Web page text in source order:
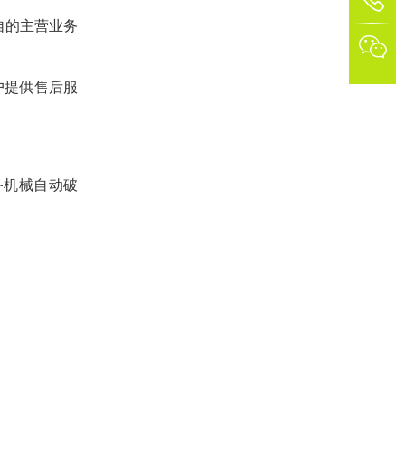
的主营业务
供售后服
械自动破
